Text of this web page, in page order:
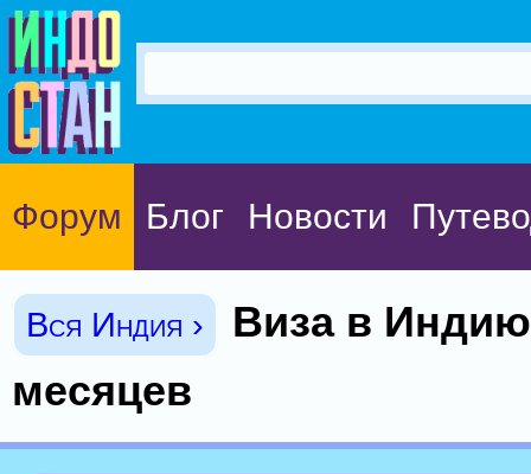
Форум Блог Новости
Вся Индия ›
Виза в
месяцев